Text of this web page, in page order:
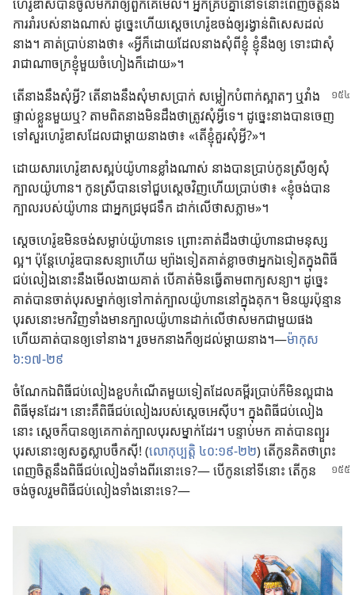
ហេរ៉ូឌាស​បាន​ចូល​មក​រាំ​ឲ្យ​ពួក​គេ​មើល។ អ្នក​គ្រប់​គ្នា​នៅ​ទី​នោះ​ពេញ​ចិត្ត​នឹង​
ការ​រាំ​របស់​នាង​ណាស់ ដូច្នេះ​ហើយ​ស្ដេច​ហេរ៉ូឌ​ចង់​ឲ្យ​រង្វាន់​ពិសេស​ដល់​
នាង។ គាត់​ប្រាប់​នាង​ថា​៖ ​«​អ្វី​ក៏​ដោយ​ដែល​នាង​សុំ​ពី​ខ្ញុំ ខ្ញុំ​នឹង​ឲ្យ ទោះ​ជា​សុំ​
រាជាណាចក្រ​ខ្ញុំ​មួយ​ចំហៀង​ក៏​ដោយ​»។
តើ​នាង​នឹង​សុំ​អ្វី? តើ​នាង​នឹង​សុំ​មាស​ប្រាក់ សម្លៀក​បំពាក់​ស្អាត​ៗ ឬ​វាំង​
ផ្ទាល់​ខ្លួន​មួយ​ឬ? តាម​ពិត​នាង​មិន​ដឹង​ថា​ត្រូវ​សុំ​អ្វី​ទេ។ ដូច្នេះ​នាង​បាន​ចេញ​
ទៅ​សួរ​ហេរ៉ូឌាស​ដែល​ជា​ម្ដាយ​នាង​ថា​៖ ​«​តើ​ខ្ញុំ​គួរ​សុំ​អ្វី?​»។
ដោយ​សារ​ហេរ៉ូឌាស​ស្អប់​យ៉ូហាន​ខ្លាំង​ណាស់ នាង​បាន​ប្រាប់​កូន​ស្រី​ឲ្យ​សុំ​
ក្បាល​យ៉ូហាន។ កូន​ស្រី​បាន​ទៅ​ជួប​ស្ដេច​វិញ​ហើយ​ប្រាប់​ថា​៖ ​«​ខ្ញុំ​ចង់​បាន​
ក្បាល​របស់​យ៉ូហាន ជា​អ្នក​ជ្រមុជ​ទឹក ដាក់​លើ​ថាស​ភ្លាម​»។
ស្ដេច​ហេរ៉ូឌ​មិន​ចង់​សម្លាប់​យ៉ូហាន​ទេ ព្រោះ​គាត់​ដឹង​ថា​យ៉ូហាន​ជា​មនុស្ស​
ល្អ។ ប៉ុន្តែ​ហេរ៉ូឌ​បាន​សន្យា​ហើយ ម្យ៉ាង​ទៀត​គាត់​ខ្លាច​ថា​អ្នក​ឯ​ទៀត​ក្នុង​ពិធី​
ជប់​លៀង​នោះ​នឹង​មើល​ងាយ​គាត់ បើ​គាត់​មិន​ធ្វើ​តាម​ពាក្យ​សន្យា។ ដូច្នេះ
គាត់​បាន​ចាត់​បុរស​ម្នាក់​ឲ្យ​ទៅ​កាត់​ក្បាល​យ៉ូហាន​នៅ​ក្នុង​គុក។ មិន​យូរ​ប៉ុន្មាន​
បុរស​នោះ​មក​វិញ​ទាំង​មាន​ក្បាល​យ៉ូហាន​ដាក់​លើ​ថាស​មក​ជា​មួយ​ផង
ហើយ​គាត់​បាន​ឲ្យ​ទៅ​នាង។ រួច​មក​នាង​ក៏​ឲ្យ​ដល់​ម្ដាយ​នាង។—ម៉ាកុស
៦:១៧​-​២៩
ចំណែក​ឯ​ពិធី​ជប់​លៀង​ខួប​កំណើត​មួយ​ទៀត​ដែល​គម្ពីរ​ប្រាប់​ក៏​មិន​ល្អ​ជាង​
ពិធី​មុន​ដែរ។ នោះ​គឺ​ពិធី​ជប់​លៀង​របស់​ស្ដេច​អេស៊ីប។ ក្នុង​ពិធី​ជប់​លៀង​
នោះ ស្ដេច​ក៏​បាន​ឲ្យ​គេ​កាត់​ក្បាល​បុរស​ម្នាក់​ដែរ។ បន្ទាប់​មក គាត់​បាន​ព្យួរ​
បុរស​នោះ​ឲ្យ​សត្វ​ស្លាប​ចឹក​ស៊ី! (​លោកុប្បត្តិ ៤០:១៩​-​២២​) តើ​កូន​គិត​ថា​ព្រះ​
ពេញ​ចិត្ត​នឹង​ពិធីជប់​លៀង​ទាំង​ពីរ​នោះ​ទេ?— បើ​កូន​នៅ​ទី​នោះ តើ​កូន​
ចង់​ចូល​រួម​ពិធី​ជប់​លៀង​ទាំង​នោះ​ទេ?—